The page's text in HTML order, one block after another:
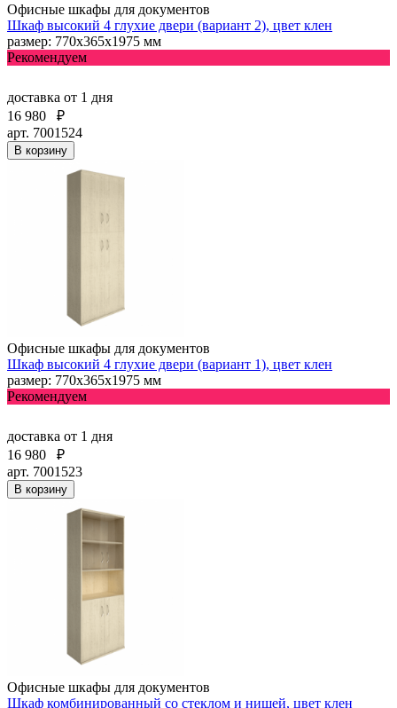
Офисные шкафы для документов
Шкаф высокий 4 глухие двери (вариант 2), цвет клен
размер: 770х365х1975 мм
Рекомендуем
доставка от 1 дня
16 980
₽
арт. 7001524
В корзину
Офисные шкафы для документов
Шкаф высокий 4 глухие двери (вариант 1), цвет клен
размер: 770х365х1975 мм
Рекомендуем
доставка от 1 дня
16 980
₽
арт. 7001523
В корзину
Офисные шкафы для документов
Шкаф комбинированный со стеклом и нишей, цвет клен